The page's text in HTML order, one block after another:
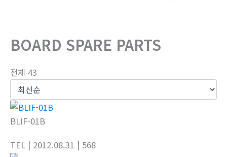
BOARD SPARE PARTS
전체 43
BLIF-01B
TEL | 2012.08.31 | 568